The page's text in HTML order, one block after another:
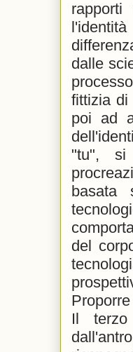
dalle
fittizia di
poi ad
"tu", si
basata
del
Il